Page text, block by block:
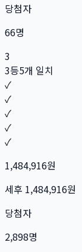
당첨자
66명
3
3등5개 일치
✓
✓
✓
✓
✓
1,484,916원
세후 1,484,916원
당첨자
2,898명